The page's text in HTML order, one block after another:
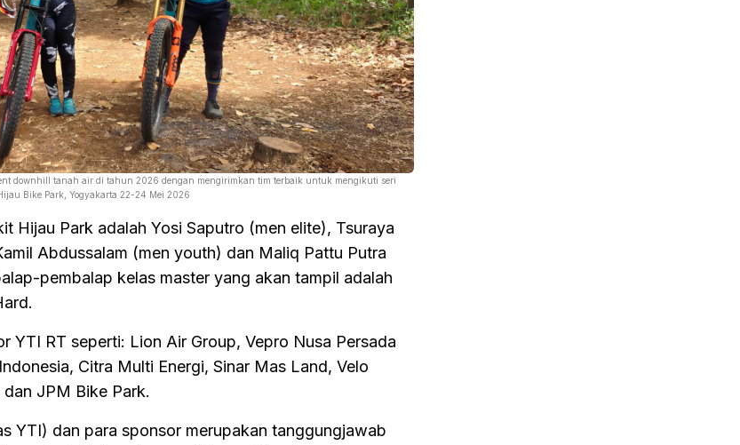
downhill tanah air di tahun 2026 dengan mengirimkan tim terbaik untuk mengikuti seri
Bike Park, Yogyakarta 22-24 Mei 2026
Hijau Park adalah Yosi Saputro (men elite), Tsuraya
Abdussalam (men youth) dan Maliq Pattu Putra
pembalap kelas master yang akan tampil adalah
YTI RT seperti: Lion Air Group, Vepro Nusa Persada
Citra Multi Energi, Sinar Mas Land, Velo
JPM Bike Park.
YTI) dan para sponsor merupakan tanggungjawab